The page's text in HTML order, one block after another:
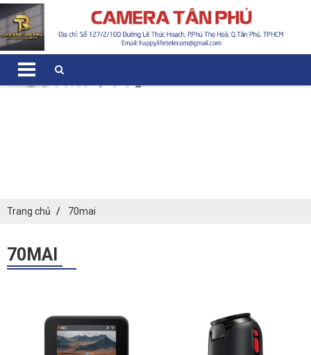
Trang chủ 70mai
70MAI